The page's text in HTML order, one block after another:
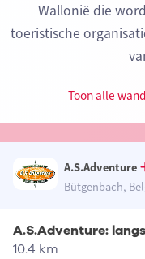
Wallonië die
toeristische
Toon alle
A.S.Adventure
Bütgenbach,
10.4 km